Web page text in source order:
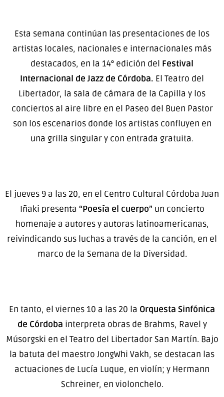
Esta semana continúan las presentaciones de los
artistas locales, nacionales e internacionales más
destacados, en la 14° edición del Festival
Internacional de Jazz de Córdoba. El Teatro del
Libertador, la sala de cámara de la Capilla y los
conciertos al aire libre en el Paseo del Buen Pastor
son los escenarios donde los artistas confluyen en
una grilla singular y con entrada gratuita.
El jueves 9 a las 20, en el Centro Cultural Córdoba Juan
Iñaki presenta “Poesía el cuerpo” un concierto
homenaje a autores y autoras latinoamericanas,
reivindicando sus luchas a través de la canción, en el
marco de la Semana de la Diversidad.
En tanto, el viernes 10 a las 20 la Orquesta Sinfónica
de Córdoba interpreta obras de Brahms, Ravel y
Músorgski en el Teatro del Libertador San Martín. Bajo
la batuta del maestro JongWhi Vakh, se destacan las
actuaciones de Lucía Luque, en violín; y Hermann
Schreiner, en violonchelo.